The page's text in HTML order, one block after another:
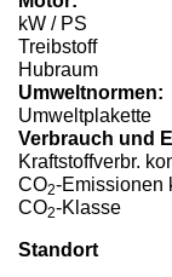
kW / PS
Treibstoff
Hubraum
Umweltnormen:
Umweltplakette
Verbrauch und
Kraftstoffverbr.
CO2-Emissionen
CO2-Klasse
Standort